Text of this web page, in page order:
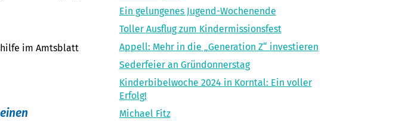
im Amtsblatt
Ein gelungenes Jugend-Wochenende
Toller Ausflug zum Kindermissionsfest
Appell: Mehr in die „Generation Z“ investieren
Sederfeier an Gründonnerstag
Kinderbibelwoche 2024 in Korntal: Ein voller
Erfolg!
Michael Fitz